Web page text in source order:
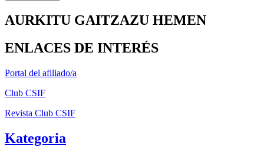
AURKITU GAITZAZU HEMEN
ENLACES DE INTERÉS
Portal del afiliado/a
Club CSIF
Revista Club CSIF
Kategoria